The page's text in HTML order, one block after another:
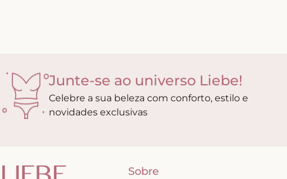
Junte-se ao universo Liebe!
Celebre a sua beleza com conforto, estilo e
novidades exclusivas
Sobre